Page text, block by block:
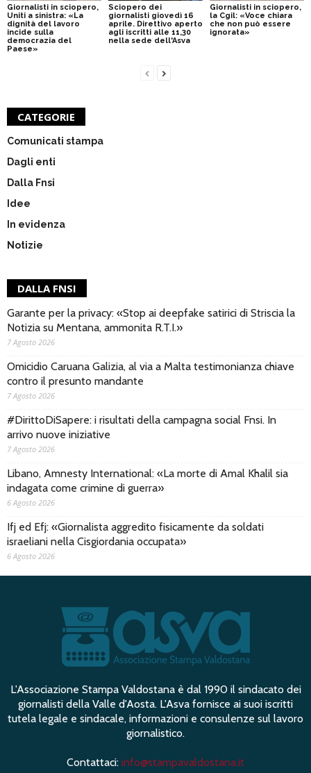
Giornalisti in sciopero,
Uniti a sinistra: «La
dignità del lavoro
incide sulla
democrazia del
Paese»
Sciopero dei
giornalisti giovedì 16
aprile. Direttivo aperto
agli iscritti alle 11,30
nella sede dell'Asva
Giornalisti in sciopero,
la Cgil: «Voce chiara
che non può essere
ignorata»
CATEGORIE
Comunicati stampa
Dagli enti
Dalla Fnsi
Idee
In evidenza
Notizie
DALLA FNSI
Garante per la privacy: «Stop ai deepfake satirici di Striscia la
Notizia su Mentana, ammonita R.T.I.»
7 Agosto 2026
Omicidio Caruana Galizia, al via a Malta testimonianza chiave
contro il presunto mandante
7 Agosto 2026
#DirittoDiSapere: i risultati della campagna social Fnsi. In
arrivo nuove iniziative
7 Agosto 2026
Libano, Amnesty International: «La morte di Amal Khalil sia
indagata come crimine di guerra»
6 Agosto 2026
Ifj ed Efj: «Giornalista aggredito fisicamente da soldati
israeliani nella Cisgiordania occupata»
6 Agosto 2026
L'Associazione Stampa Valdostana è dal 1990 il sindacato dei
giornalisti della Valle d'Aosta. L'Asva fornisce ai suoi iscritti
tutela legale e sindacale, informazioni e consulenze sul lavoro
giornalistico.
Contattaci: info@stampavaldostana.it